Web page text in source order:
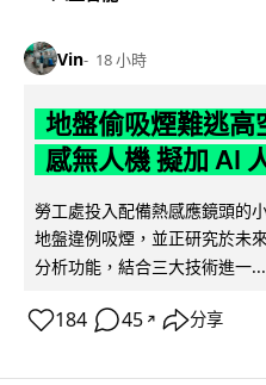
Vin 18 小時
地盤偷吸煙難逃高
感無人機 擬加 AI
勞工處投入配備熱感應鏡頭的
地盤違例吸煙，並正研究於未
分析功能，結合三大技術進一...
184 45 ↗ 分享